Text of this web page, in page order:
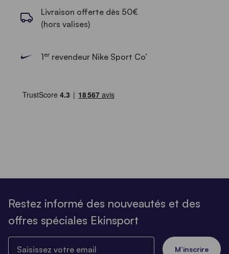
Livraison offerte dès 50€
(hors valises)
1errevendeur Nike Sport Co’
Restez informé des nouveautés et des
offres spéciales Ekinsport
M’inscrire